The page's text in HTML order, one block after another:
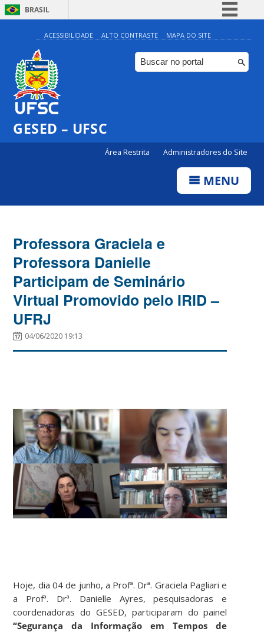
BRASIL
Simplifique!
Comunica BR
Participe
ACESSIBILIDADE ALTO CONTRASTE MAPA DO SITE
GESED – UFSC
Área Restrita Administradores do Site
MENU
Professora Graciela e
Professora Danielle
Participam de Seminário
Virtual Promovido pelo IRID –
UFRJ
04/06/2020 19:13
Hoje, dia 04 de junho, a Profª. Drª. Graciela Pagliari e
a Profª. Drª. Danielle Ayres, pesquisadoras e
coordenadoras do GESED, participaram do painel
“Segurança da Informação em Tempos de